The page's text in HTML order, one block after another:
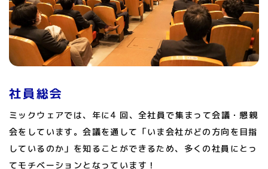
社員総会
ミックウェアでは、年に4 回、全社員で集まって会議・懇親
会をしています。会議を通して「いま会社がどの方向を目指
しているのか」を知ることができるため、多くの社員にとっ
てモチベーションとなっています！